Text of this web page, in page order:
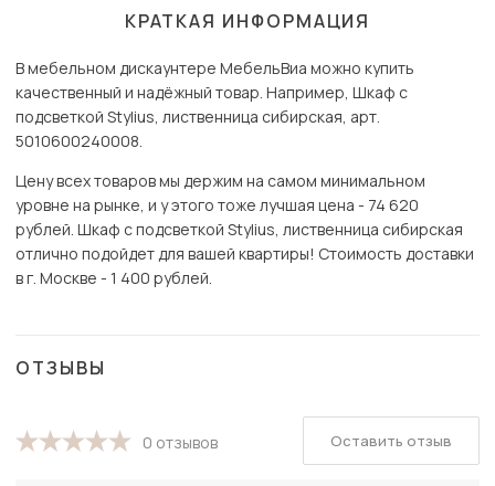
КРАТКАЯ ИНФОРМАЦИЯ
В мебельном дискаунтере МебельВиа можно купить
качественный и надёжный товар. Например, Шкаф с
подсветкой Stylius, лиственница сибирская, арт.
5010600240008.
Цену всех товаров мы держим на самом минимальном
уровне на рынке, и у этого тоже лучшая цена - 74 620
рублей. Шкаф с подсветкой Stylius, лиственница сибирская
отлично подойдет для вашей квартиры! Стоимость доставки
в г. Москве - 1 400 рублей.
ОТЗЫВЫ
0 отзывов Оставить отзыв